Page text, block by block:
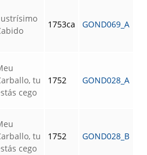
1753ca GOND069_A
tu
cego
1752 GOND028_A
tu
cego
1752 GOND028_B